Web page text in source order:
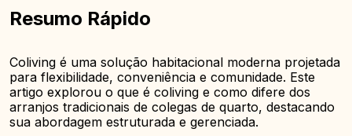
Resumo Rápido
Coliving é uma solução habitacional moderna projetada
para flexibilidade, conveniência e comunidade. Este
artigo explorou o que é coliving e como difere dos
arranjos tradicionais de colegas de quarto, destacando
sua abordagem estruturada e gerenciada.